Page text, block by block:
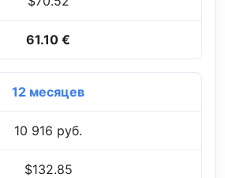
61.10 €
12 месяцев
10 916 руб.
$132.85